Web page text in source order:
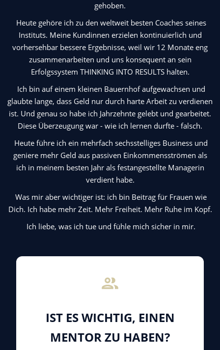
gehoben.
Heute gehöre ich zu den weltweit besten Coaches seines
Instituts. Meine Kundinnen erzielen kontinuierlich und
vorhersehbar bessere Ergebnisse, weil wir 12 Monate eng
zusammenarbeiten und uns konsequent an sein
Erfolgssystem THINKING INTO RESULTS halten.
Ich bin auf einem kleinen Bauernhof aufgewachsen und
glaubte lange, dass Geld nur durch harte Arbeit zu verdienen
ist. Und genau so habe ich Jahrzehnte gelebt und gearbeitet.
Diese Überzeugung war - wie ich lernen durfte - falsch.
Heute führe ich ein mehrfach sechsstelliges Business und
geniere mehr Geld aus passiven Einkommensströmen als
ich in meinem besten Jahr als festangestellte Managerin
verdient habe.
Was mir aber wichtiger ist: ich bin Beitrag für Frauen wie
Dich. Ich habe mehr Zeit. Mehr Freiheit. Mehr Ruhe im Kopf.
Ich liebe, was ich tue und fühle mich sicher in mir.
IST ES WICHTIG, EINEN
MENTOR ZU HABEN?